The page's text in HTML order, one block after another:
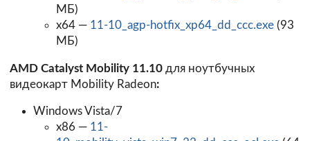
МБ)
x64 — 11-10_agp-hotfix_xp64_dd_ccc.exe (93
МБ)
AMD Catalyst Mobility 11.10 для ноутбучных
видеокарт Mobility Radeon:
Windows Vista/7
x86 — 11-